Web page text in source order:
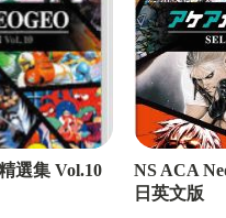
選集 Vol.10
NS ACA
日英文版